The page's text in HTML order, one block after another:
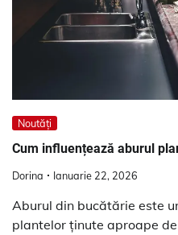
Noutăți
Cum influențează aburul
Dorina Ianuarie 22, 2026
Aburul din bucătărie este
plantelor ținute aproape